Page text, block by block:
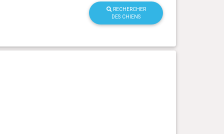
RECHERCHER
DES CHIENS